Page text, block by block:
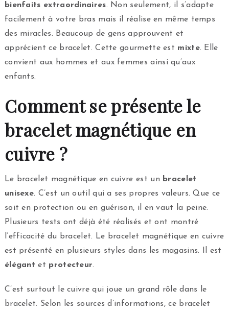
bienfaits extraordinaires. Non seulement, il s’adapte
facilement à votre bras mais il réalise en même temps
des miracles. Beaucoup de gens approuvent et
apprécient ce bracelet. Cette gourmette est mixte. Elle
convient aux hommes et aux femmes ainsi qu’aux
enfants.
Comment se présente le
bracelet magnétique en
cuivre ?
Le bracelet magnétique en cuivre est un bracelet
unisexe. C’est un outil qui a ses propres valeurs. Que ce
soit en protection ou en guérison, il en vaut la peine.
Plusieurs tests ont déjà été réalisés et ont montré
l’efficacité du bracelet. Le bracelet magnétique en cuivre
est présenté en plusieurs styles dans les magasins. Il est
élégant et protecteur.
C’est surtout le cuivre qui joue un grand rôle dans le
bracelet. Selon les sources d’informations, ce bracelet